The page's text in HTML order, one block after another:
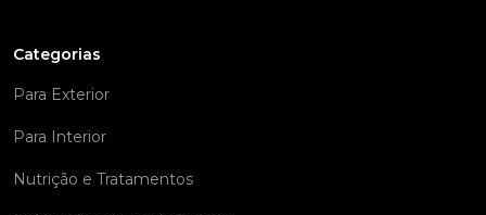
Categorias
Para Exterior
Para Interior
Nutrição e Tratamentos